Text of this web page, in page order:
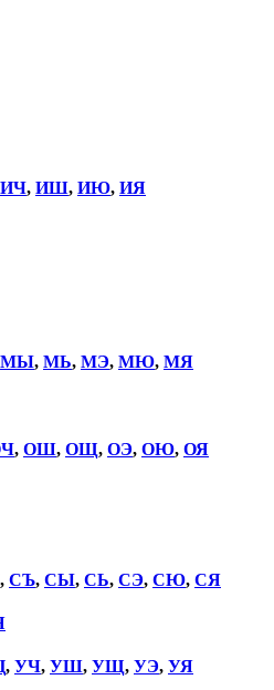
ИЧ, ИШ, ИЮ, ИЯ
МЫ, МЬ, МЭ, МЮ, МЯ
, ОШ, ОЩ, ОЭ, ОЮ, ОЯ
, СЪ, СЫ, СЬ, СЭ, СЮ, СЯ
, УЧ, УШ, УЩ, УЭ, УЯ